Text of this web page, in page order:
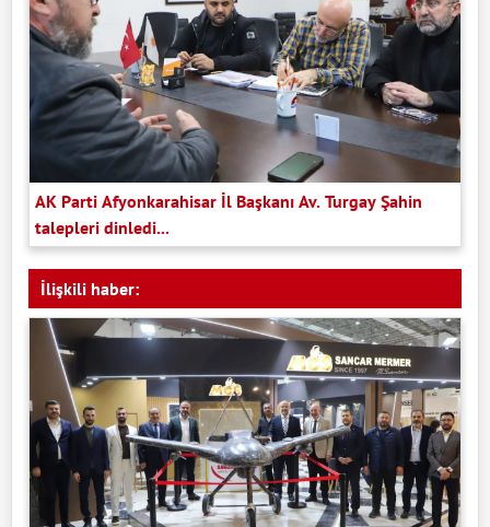
AK Parti Afyonkarahisar İl Başkanı Av. Turgay Şahin
talepleri dinledi...
İlişkili haber: